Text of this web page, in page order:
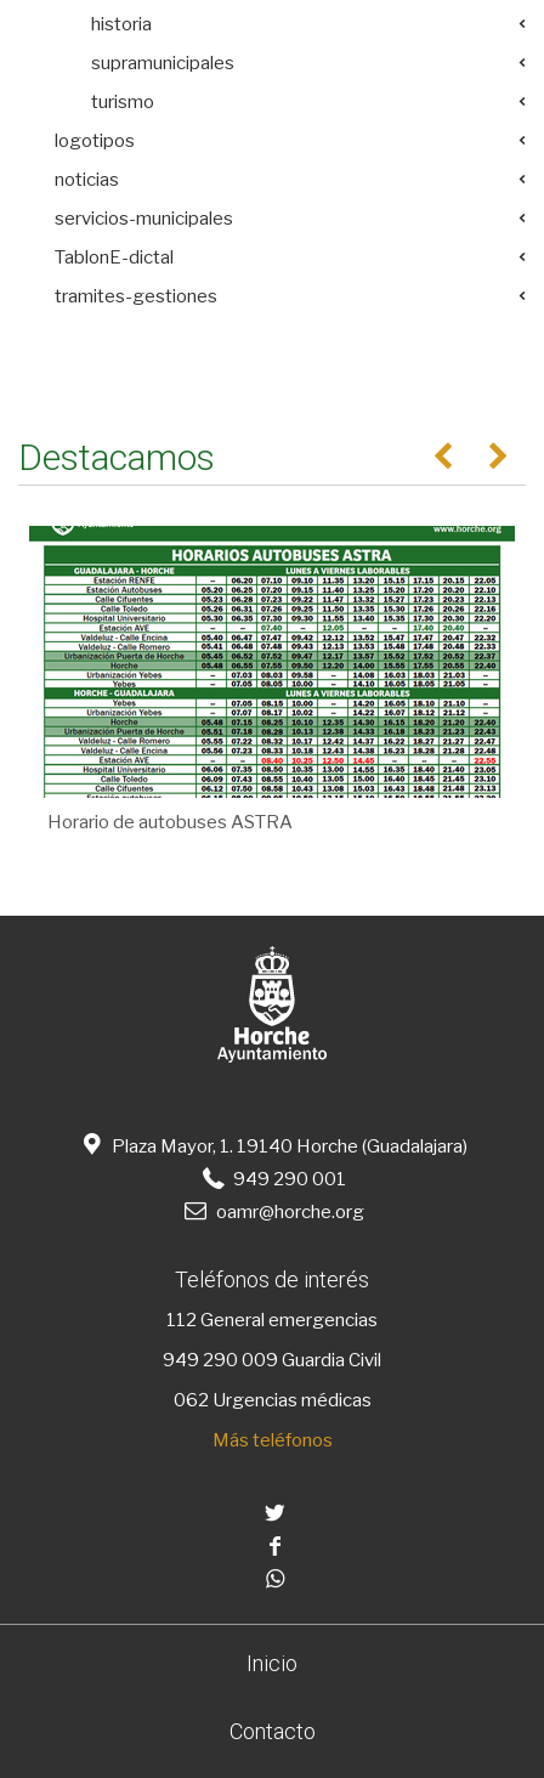
historia
supramunicipales
turismo
logotipos
noticias
servicios-municipales
TablonE-dictal
tramites-gestiones
Destacamos Anterior
Horario de autobuses ASTRA
Plaza Mayor, 1. 19140 Horche (Guadalajara)
949 290 001
oamr@horche.org
Teléfonos de interés
112 General emergencias
949 290 009 Guardia Civil
062 Urgencias médicas
Más teléfonos
Inicio
Contacto